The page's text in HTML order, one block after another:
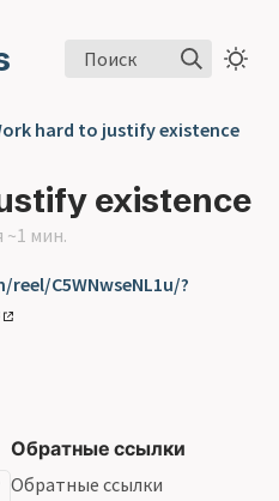
Поиск
hard to justify existence
existence
~1 мин.
C5WNwseNL1u/?
Обратные ссылки
Обратные ссылки